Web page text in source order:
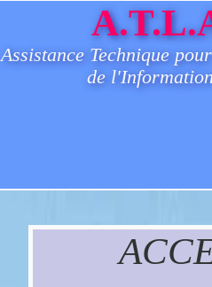
Assistance Technique
de